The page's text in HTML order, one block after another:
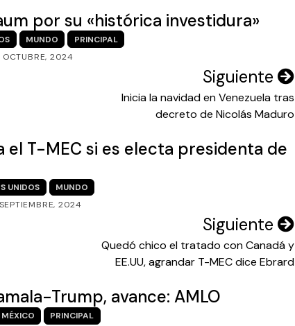
por su «histórica investidura»
MUNDO
PRINCIPAL
OCTUBRE, 2024
Siguiente
Inicia la navidad en Venezuela tras
decreto de Nicolás Maduro
el T-MEC si es electa presidenta de
UNIDOS
MUNDO
2024
Siguiente
Quedó chico el tratado con Canadá y
EE.UU, agrandar T-MEC dice Ebrard
Trump, avance: AMLO
MÉXICO
PRINCIPAL